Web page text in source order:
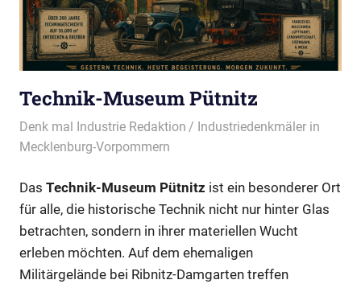
Technik-Museum Pütnitz
12/05/2026
Denk mal Industrie Redaktion
Industriedenkmäler in
Mecklenburg-Vorpommern
Das Technik-Museum Pütnitz ist ein besonderer Ort
für alle, die historische Technik nicht nur hinter Glas
betrachten, sondern in ihrer materiellen Wucht
erleben möchten. Auf dem ehemaligen
Militärgelände bei Ribnitz-Damgarten treffen